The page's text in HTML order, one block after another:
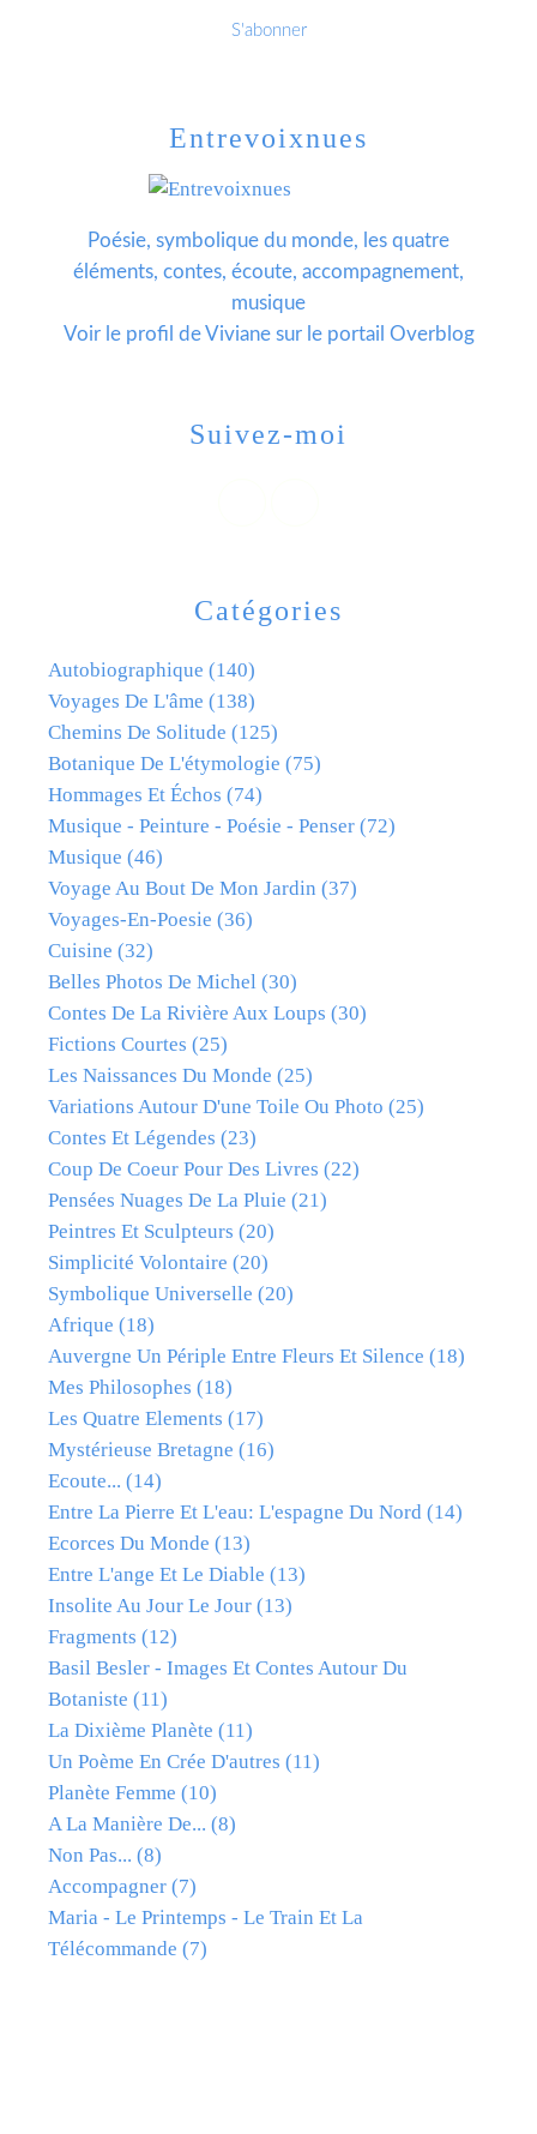
Catégories
Autobiographique (140)
Voyages De L'âme (138)
Chemins De Solitude (125)
Botanique De L'étymologie (75)
Hommages Et Échos (74)
Musique - Peinture - Poésie - Penser (72)
Musique (46)
Voyage Au Bout De Mon Jardin (37)
Voyages-En-Poesie (36)
Cuisine (32)
Belles Photos De Michel (30)
Contes De La Rivière Aux Loups (30)
Fictions Courtes (25)
Les Naissances Du Monde (25)
Variations Autour D'une Toile Ou Photo (25)
Contes Et Légendes (23)
Coup De Coeur Pour Des Livres (22)
Pensées Nuages De La Pluie (21)
Peintres Et Sculpteurs (20)
Simplicité Volontaire (20)
Symbolique Universelle (20)
Afrique (18)
Auvergne Un Périple Entre Fleurs Et Silence (18)
Mes Philosophes (18)
Les Quatre Elements (17)
Mystérieuse Bretagne (16)
Ecoute... (14)
Entre La Pierre Et L'eau: L'espagne Du Nord (14)
Ecorces Du Monde (13)
Entre L'ange Et Le Diable (13)
Insolite Au Jour Le Jour (13)
Fragments (12)
Basil Besler - Images Et Contes Autour Du
Botaniste (11)
La Dixième Planète (11)
Un Poème En Crée D'autres (11)
Planète Femme (10)
A La Manière De... (8)
Non Pas... (8)
Accompagner (7)
Maria - Le Printemps - Le Train Et La
Télécommande (7)
Entrevoixnues
Poésie, symbolique du monde, les quatre
éléments, contes, écoute, accompagnement,
musique
Voir le profil deVivianesur le portail Overblog
Suivez-moi